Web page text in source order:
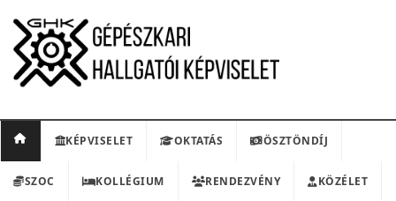
KÉPVISELET OKTATÁS ÖSZTÖNDÍJ
SZOC KOLLÉGIUM RENDEZVÉNY KÖZÉLET